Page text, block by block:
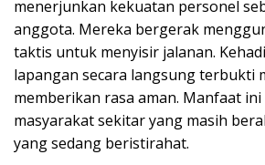
menerjunkan kekuatan personel
anggota. Mereka bergerak
taktis untuk menyisir jalanan.
lapangan secara langsung terbukti
memberikan rasa aman. Manfaat
masyarakat sekitar yang masih
yang sedang beristirahat.